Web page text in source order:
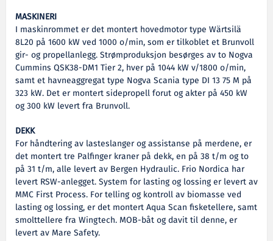
MASKINERI
I maskinrommet er det montert hovedmotor type Wärtsilä
8L20 på 1600 kW ved 1000 o/min, som er tilkoblet et Brunvoll
gir- og propellanlegg. Strømproduksjon besørges av to Nogva
Cummins QSK38-DM1 Tier 2, hver på 1044 kW v/1800 o/min,
samt et havneaggregat type Nogva Scania type DI 13 75 M på
323 kW. Det er montert sidepropell forut og akter på 450 kW
og 300 kW levert fra Brunvoll.
DEKK
For håndtering av lasteslanger og assistanse på merdene, er
det montert tre Palfinger kraner på dekk, en på 38 t/m og to
på 31 t/m, alle levert av Bergen Hydraulic. Frio Nordica har
levert RSW-anlegget. System for lasting og lossing er levert av
MMC First Process. For telling og kontroll av biomasse ved
lasting og lossing, er det montert Aqua Scan fisketellere, samt
smolttellere fra Wingtech. MOB-båt og davit til denne, er
levert av Mare Safety.